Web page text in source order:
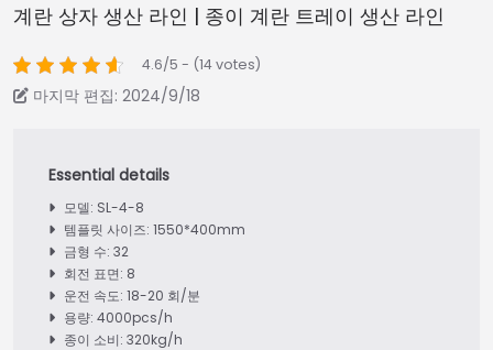
계란 상자 생산 라인 | 종이 계란 트레이 생산 라인
4.6/5 - (14 votes)
마지막 편집: 2024/9/18
모델: SL-4-8
템플릿 사이즈: 1550*400mm
금형 수: 32
회전 표면: 8
운전 속도: 18-20 회/분
용량: 4000pcs/h
종이 소비: 320kg/h